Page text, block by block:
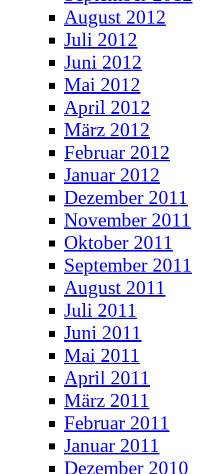
August 2012
Juli 2012
Juni 2012
Mai 2012
April 2012
März 2012
Februar 2012
Januar 2012
Dezember 2011
November 2011
Oktober 2011
September 2011
August 2011
Juli 2011
Juni 2011
Mai 2011
April 2011
März 2011
Februar 2011
Januar 2011
Dezember 2010